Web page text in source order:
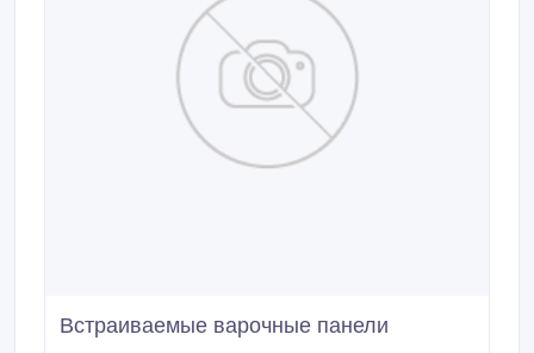
Встраиваемые варочные панели